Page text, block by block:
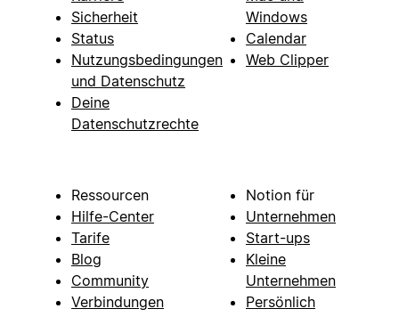
Sicherheit
Status
Nutzungsbedingungen
und Datenschutz
Deine
Datenschutzrechte
Windows
Calendar
Web Clipper
Ressourcen
Hilfe-Center
Tarife
Blog
Community
Verbindungen
Notion für
Unternehmen
Start-ups
Kleine
Unternehmen
Persönlich